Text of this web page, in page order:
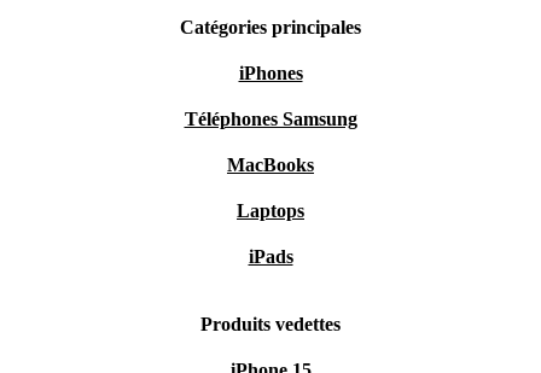
Catégories principales
iPhones
Téléphones Samsung
MacBooks
Laptops
iPads
Produits vedettes